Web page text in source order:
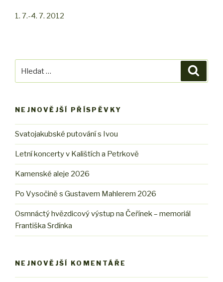
1. 7.-4. 7. 2012
NEJNOVĚJŠÍ PŘÍSPĚVKY
Svatojakubské putování s Ivou
Letní koncerty v Kalištích a Petrkově
Kamenské aleje 2026
Po Vysočině s Gustavem Mahlerem 2026
Osmnáctý hvězdicový výstup na Čeřínek – memoriál
Františka Srdínka
NEJNOVĚJŠÍ KOMENTÁŘE